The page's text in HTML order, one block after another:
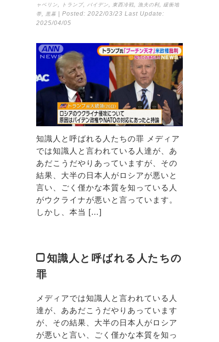
ャベリン
トランプ, バイデン 東西冷戦 漁夫の利,
緩衝地
帯
黒幕 | Posted: 2022/03/23 Last Update:
2025/04/05
知識人と呼ばれる人たちの罪 メディア
では知識人と言われている人達が、あ
あだこうだやりあっていますが、その
結果、大半の日本人がロシアが悪いと
言い、ごく僅かな本質を知っている人
がウクライナが悪いと言っています。
しかし、本当 […]
知識人と呼ばれる人たちの
罪
メディアでは知識人と言われている人
達が、ああだこうだやりあっています
が、その結果、大半の日本人がロシア
が悪いと言い、ごく僅かな本質を知っ